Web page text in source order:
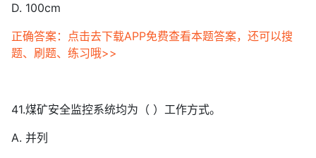
D. 100cm
正确答案：点击去下载APP免费查看本题答案，还可以搜
题、刷题、练习哦>>
41.煤矿安全监控系统均为（ ）工作方式。
A. 并列